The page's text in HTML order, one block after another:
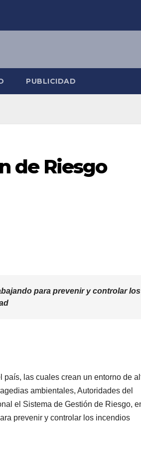
PUBLICIDAD
de Riesgo
para prevenir y controlar los
país, las cuales crean un entorno de
ambientales, Autoridades del
el Sistema de Gestión de Riesgo,
prevenir y controlar los incendios